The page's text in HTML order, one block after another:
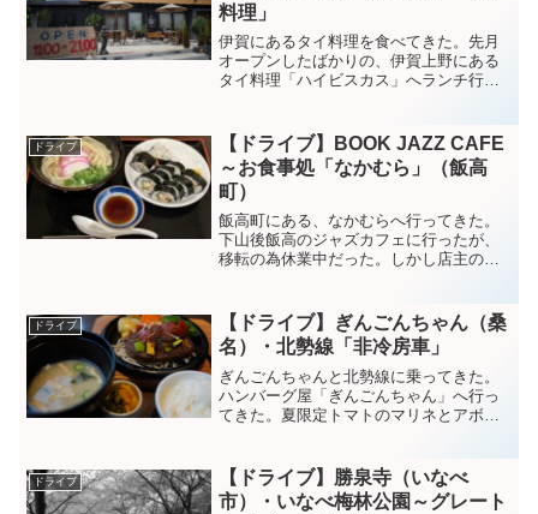
料理」
伊賀にあるタイ料理を食べてきた。先月
オープンしたばかりの、伊賀上野にある
タイ料理「ハイビスカス」へランチ行っ
味しい。これにデザート付いて￥1.500円
で安い!(先週行っ...
ドライブ
【ドライブ】BOOK JAZZ CAFE
～お食事処「なかむら」（飯高
町）
飯高町にある、なかむらへ行ってきた。
下山後飯高のジャズカフェに行ったが、
移転の為休業中だった。しかし店主のご
前にも寄った「なかむら」で夕食を食べ
る。天巻きのエビがサクサ...
ドライブ
【ドライブ】ぎんごんちゃん（桑
名）・北勢線「非冷房車」
ぎんごんちゃんと北勢線に乗ってきた。
ハンバーグ屋「ぎんごんちゃん」へ行っ
てきた。夏限定トマトのマリネとアボカ
ギがピリッとしてる。ご飯味噌汁漬物お
替わり自由なので、いっ...
ドライブ
【ドライブ】勝泉寺（いなべ
市）・いなべ梅林公園～グレート